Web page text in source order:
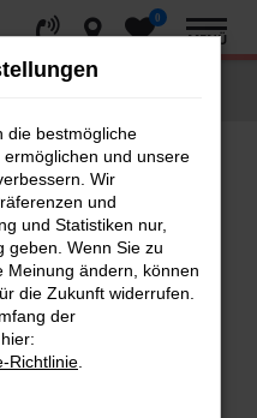
0
MENÜ
dir helfen können:
und deine
zum Beispiel deine
die bestmögliche
und unsere
Wir
und
und Statistiken nur,
geben. Wenn Sie zu
Meinung ändern, können
die Zukunft widerrufen.
der
Richtlinie